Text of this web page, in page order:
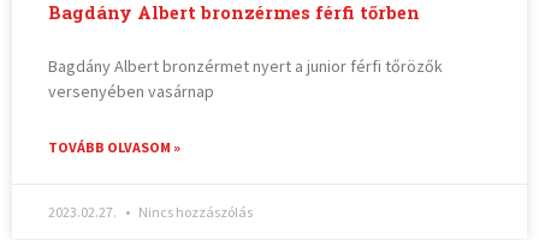
Bagdány Albert bronzérmes férfi tőrben
Bagdány Albert bronzérmet nyert a junior férfi tőrözők
versenyében vasárnap
TOVÁBB OLVASOM »
2023.02.27. Nincs hozzászólás